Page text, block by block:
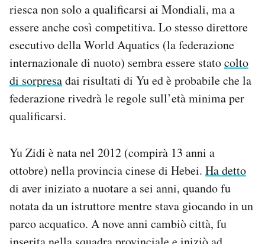
riesca non solo a qualificarsi ai Mondiali, ma a
essere anche così competitiva. Lo stesso direttore
esecutivo della World Aquatics (la federazione
internazionale di nuoto) sembra essere statocolto
di sorpresadai risultati di Yu ed è probabile che la
federazione rivedrà le regole sull’età minima per
qualificarsi.
Yu Zidi è nata nel 2012 (compirà 13 anni a
ottobre) nella provincia cinese di Hebei. Ha detto
di aver iniziato a nuotare a sei anni, quando fu
notata da un istruttore mentre stava giocando in un
parco acquatico. A nove anni cambiò città, fu